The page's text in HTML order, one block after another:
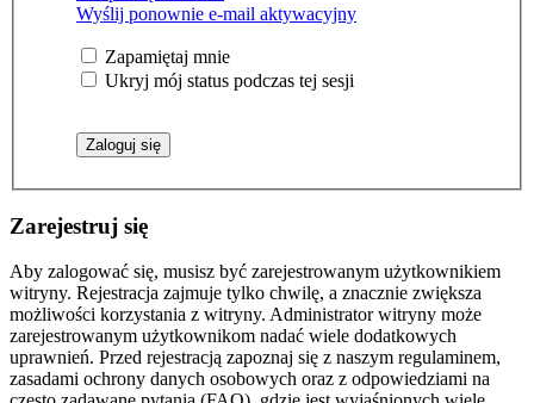
Wyślij ponownie e-mail aktywacyjny
Zapamiętaj mnie
Ukryj mój status podczas tej sesji
Zarejestruj się
Aby zalogować się, musisz być zarejestrowanym użytkownikiem
witryny. Rejestracja zajmuje tylko chwilę, a znacznie zwiększa
możliwości korzystania z witryny. Administrator witryny może
zarejestrowanym użytkownikom nadać wiele dodatkowych
uprawnień. Przed rejestracją zapoznaj się z naszym regulaminem,
zasadami ochrony danych osobowych oraz z odpowiedziami na